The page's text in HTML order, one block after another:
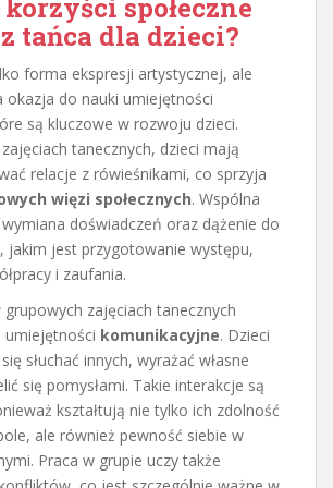
społeczne
tańca dla dzieci?
forma ekspresji artystycznej, ale
okazja do nauki umiejętności
są kluczowe w rozwoju dzieci.
tanecznych, dzieci mają
relacje z rówieśnikami, co sprzyja
więzi społecznych. Wspólna
doświadczeń oraz dążenie do
jakim jest przygotowanie występu,
i zaufania.
zajęciach tanecznych
komunikacyjne. Dzieci
słuchać innych, wyrażać własne
się pomysłami. Takie interakcje są
kształtują nie tylko ich zdolność
ale również pewność siebie w
Praca w grupie uczy także